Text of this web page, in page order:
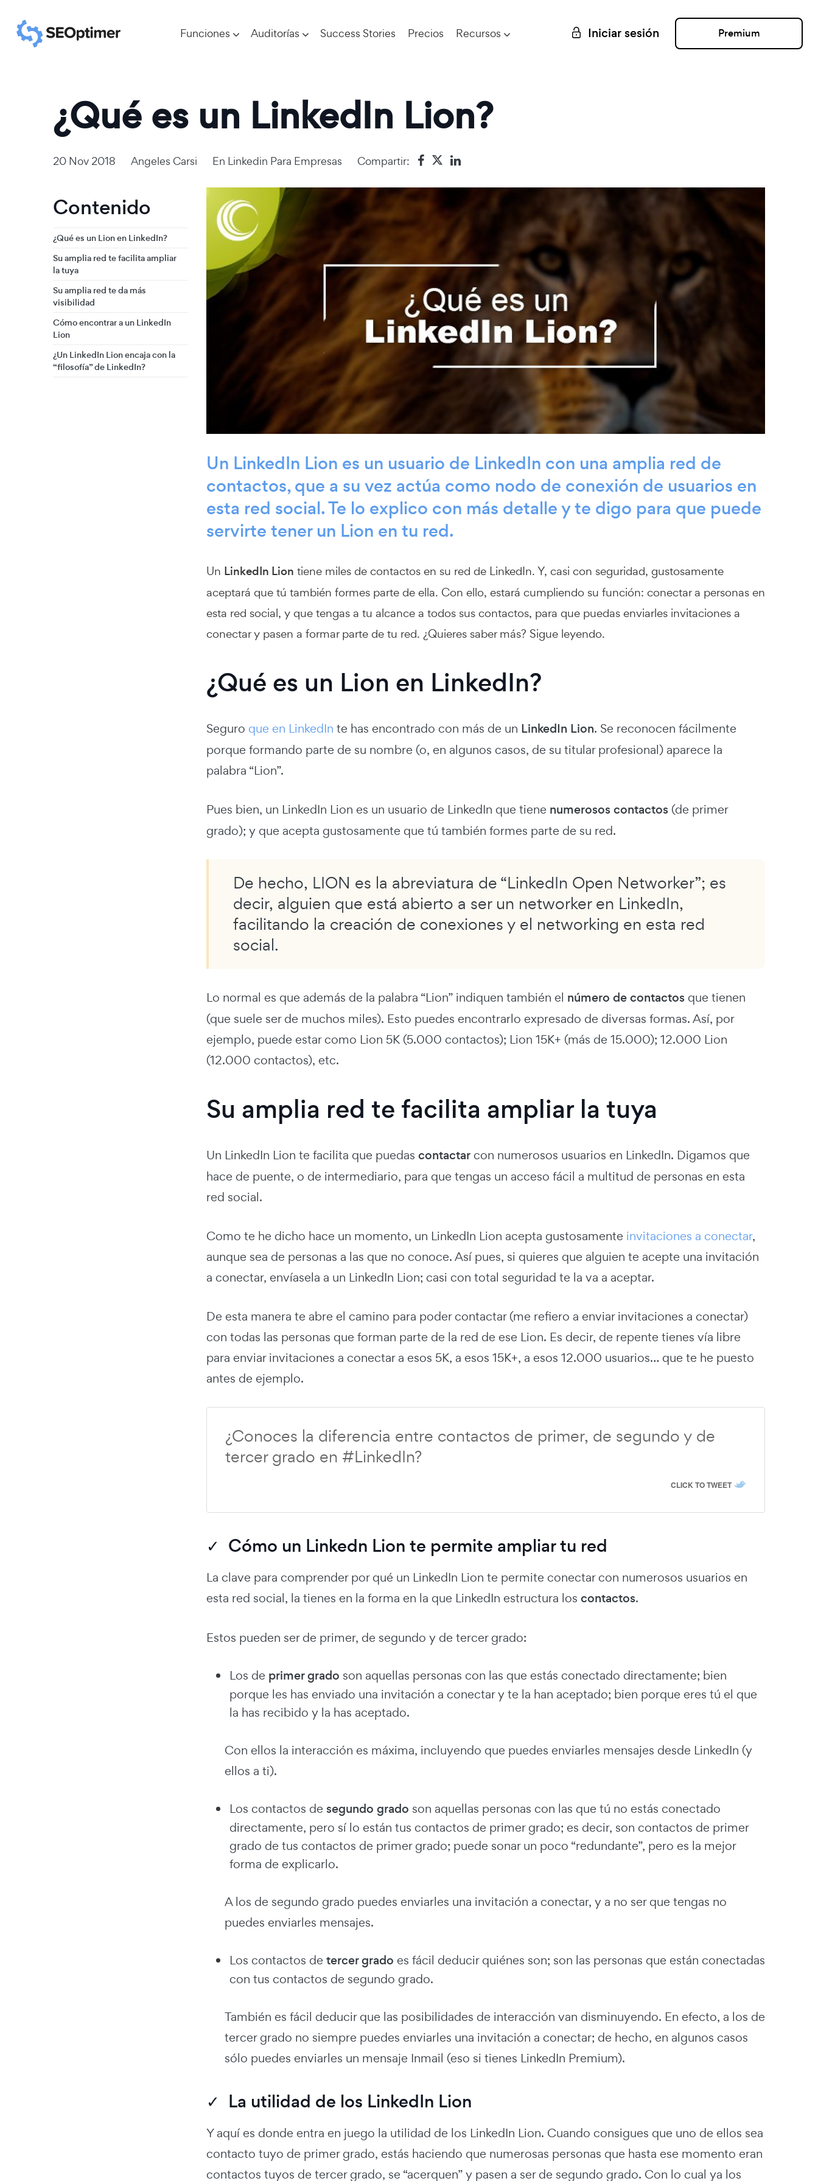
Funciones Auditorías Success Stories Precios Recursos Iniciar sesión Premium
¿Qué es un LinkedIn Lion?
20 Nov 2018 Angeles Carsi En Linkedin Para Empresas Compartir:
Contenido
¿Qué es un Lion en LinkedIn?
Su amplia red te facilita ampliar
la tuya
Su amplia red te da más
visibilidad
Cómo encontrar a un LinkedIn
Lion
¿Un LinkedIn Lion encaja con la
“filosofía” de LinkedIn?
Un LinkedIn Lion es un usuario de LinkedIn con una amplia red de
contactos, que a su vez actúa como nodo de conexión de usuarios en
esta red social. Te lo explico con más detalle y te digo para que puede
servirte tener un Lion en tu red.
Un LinkedIn Lion tiene miles de contactos en su red de LinkedIn. Y, casi con seguridad, gustosamente
aceptará que tú también formes parte de ella. Con ello, estará cumpliendo su función: conectar a personas en
esta red social, y que tengas a tu alcance a todos sus contactos, para que puedas enviarles invitaciones a
conectar y pasen a formar parte de tu red. ¿Quieres saber más? Sigue leyendo.
¿Qué es un Lion en LinkedIn?
Seguro que en LinkedIn te has encontrado con más de un LinkedIn Lion. Se reconocen fácilmente
porque formando parte de su nombre (o, en algunos casos, de su titular profesional) aparece la
palabra “Lion”.
Pues bien, un LinkedIn Lion es un usuario de LinkedIn que tiene numerosos contactos (de primer
grado); y que acepta gustosamente que tú también formes parte de su red.
De hecho, LION es la abreviatura de “LinkedIn Open Networker”; es
decir, alguien que está abierto a ser un networker en LinkedIn,
facilitando la creación de conexiones y el networking en esta red
social.
Lo normal es que además de la palabra “Lion” indiquen también el número de contactos que tienen
(que suele ser de muchos miles). Esto puedes encontrarlo expresado de diversas formas. Así, por
ejemplo, puede estar como Lion 5K (5.000 contactos); Lion 15K+ (más de 15.000); 12.000 Lion
(12.000 contactos), etc.
Su amplia red te facilita ampliar la tuya
Un LinkedIn Lion te facilita que puedas contactar con numerosos usuarios en LinkedIn. Digamos que
hace de puente, o de intermediario, para que tengas un acceso fácil a multitud de personas en esta
red social.
Como te he dicho hace un momento, un LinkedIn Lion acepta gustosamente invitaciones a conectar,
aunque sea de personas a las que no conoce. Así pues, si quieres que alguien te acepte una invitación
a conectar, envíasela a un LinkedIn Lion; casi con total seguridad te la va a aceptar.
De esta manera te abre el camino para poder contactar (me refiero a enviar invitaciones a conectar)
con todas las personas que forman parte de la red de ese Lion. Es decir, de repente tienes vía libre
para enviar invitaciones a conectar a esos 5K, a esos 15K+, a esos 12.000 usuarios… que te he puesto
antes de ejemplo.
¿Conoces la diferencia entre contactos de primer, de segundo y de
tercer grado en #LinkedIn?
CLICK TO TWEET
✓ Cómo un Linkedn Lion te permite ampliar tu red
La clave para comprender por qué un LinkedIn Lion te permite conectar con numerosos usuarios en
esta red social, la tienes en la forma en la que LinkedIn estructura los contactos.
Estos pueden ser de primer, de segundo y de tercer grado:
Los de primer grado son aquellas personas con las que estás conectado directamente; bien
porque les has enviado una invitación a conectar y te la han aceptado; bien porque eres tú el que
la has recibido y la has aceptado.
Con ellos la interacción es máxima, incluyendo que puedes enviarles mensajes desde LinkedIn (y
ellos a ti).
Los contactos de segundo grado son aquellas personas con las que tú no estás conectado
directamente, pero sí lo están tus contactos de primer grado; es decir, son contactos de primer
grado de tus contactos de primer grado; puede sonar un poco “redundante”, pero es la mejor
forma de explicarlo.
A los de segundo grado puedes enviarles una invitación a conectar, y a no ser que tengas no
puedes enviarles mensajes.
Los contactos de tercer grado es fácil deducir quiénes son; son las personas que están conectadas
con tus contactos de segundo grado.
También es fácil deducir que las posibilidades de interacción van disminuyendo. En efecto, a los de
tercer grado no siempre puedes enviarles una invitación a conectar; de hecho, en algunos casos
sólo puedes enviarles un mensaje Inmail (eso si tienes LinkedIn Premium).
✓ La utilidad de los LinkedIn Lion
Y aquí es donde entra en juego la utilidad de los LinkedIn Lion. Cuando consigues que uno de ellos sea
contacto tuyo de primer grado, estás haciendo que numerosas personas que hasta ese momento eran
contactos tuyos de tercer grado, se “acerquen” y pasen a ser de segundo grado. Con lo cual ya los